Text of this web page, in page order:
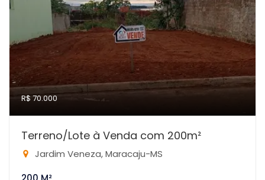
R$ 70.000
Terreno/Lote à Venda com 200m²
Jardim Veneza, Maracaju-MS